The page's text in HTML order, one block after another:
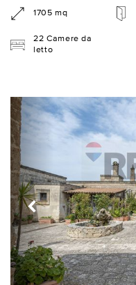
1705 mq
22 Camere da
letto